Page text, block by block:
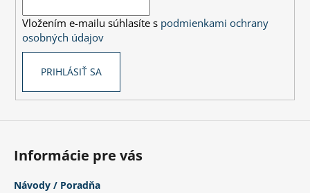
úVložením e-mailu súhlasíte s podmienkami ochrany
osobných údajov
PRIHLÁSIŤ SA
Informácie pre vás
Návody / Poradňa